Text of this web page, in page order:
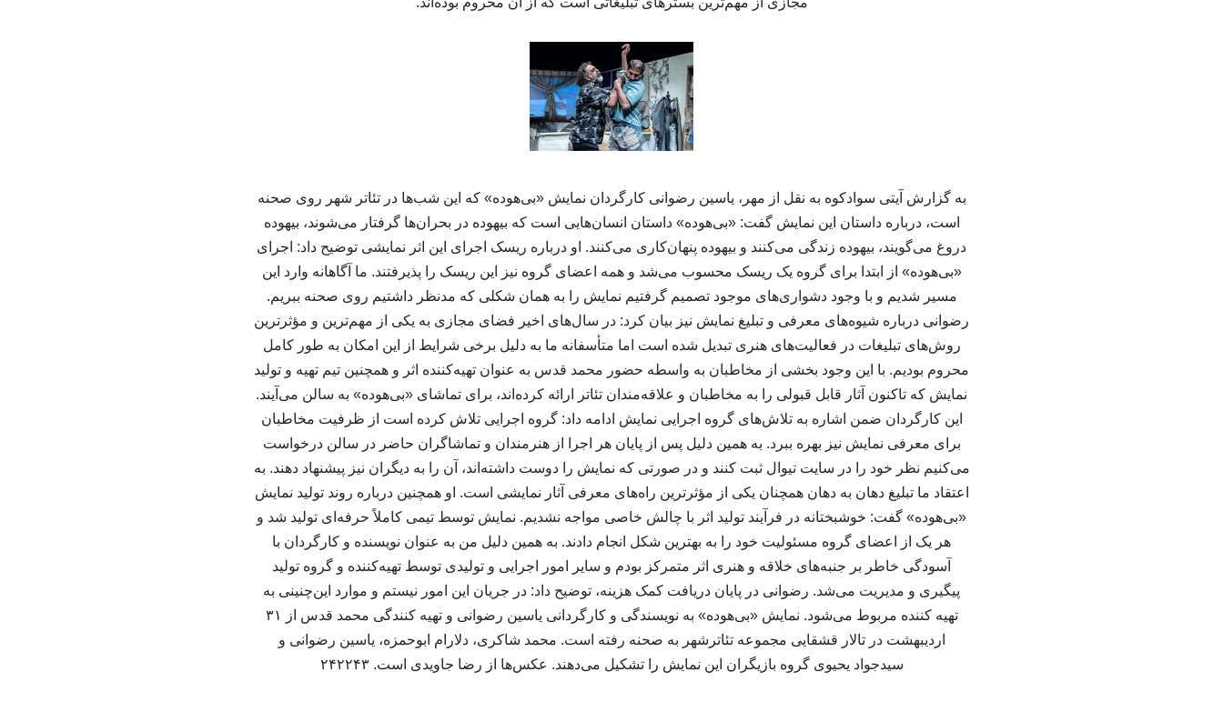
به گزارش آیتی سوادکوه به نقل از مهر، یاسین رضوانی کارگردان نمایش «بی‌هوده» که این شب‌ها در تئاتر شهر روی صحنه
است، درباره داستان این نمایش گفت: «بی‌هوده» داستان انسان‌هایی است که بیهوده در بحران‌ها گرفتار می‌شوند، بیهوده
دروغ می‌گویند، بیهوده زندگی می‌کنند و بیهوده پنهان‌کاری می‌کنند. او درباره ریسک اجرای این اثر نمایشی توضیح داد: اجرای
«بی‌هوده» از ابتدا برای گروه یک ریسک محسوب می‌شد و همه اعضای گروه نیز این ریسک را پذیرفتند. ما آگاهانه وارد این
مسیر شدیم و با وجود دشواری‌های موجود تصمیم گرفتیم نمایش را به همان شکلی که مدنظر داشتیم روی صحنه ببریم.
رضوانی درباره شیوه‌های معرفی و تبلیغ نمایش نیز بیان کرد: در سال‌های اخیر فضای مجازی به یکی از مهم‌ترین و مؤثرترین
روش‌های تبلیغات در فعالیت‌های هنری تبدیل شده است اما متأسفانه ما به دلیل برخی شرایط از این امکان به طور کامل
محروم بودیم. با این وجود بخشی از مخاطبان به واسطه حضور محمد قدس به عنوان تهیه‌کننده اثر و همچنین تیم تهیه و تولید
نمایش که تاکنون آثار قابل قبولی را به مخاطبان و علاقه‌مندان تئاتر ارائه کرده‌اند، برای تماشای «بی‌هوده» به سالن می‌آیند.
این کارگردان ضمن اشاره به تلاش‌های گروه اجرایی نمایش ادامه داد: گروه اجرایی تلاش کرده است از ظرفیت مخاطبان
برای معرفی نمایش نیز بهره ببرد. به همین دلیل پس از پایان هر اجرا از هنرمندان و تماشاگران حاضر در سالن درخواست
می‌کنیم نظر خود را در سایت تیوال ثبت کنند و در صورتی که نمایش را دوست داشته‌اند، آن را به دیگران نیز پیشنهاد دهند. به
اعتقاد ما تبلیغ دهان به دهان همچنان یکی از مؤثرترین راه‌های معرفی آثار نمایشی است. او همچنین درباره روند تولید نمایش
«بی‌هوده» گفت: خوشبختانه در فرآیند تولید اثر با چالش خاصی مواجه نشدیم. نمایش توسط تیمی کاملاً حرفه‌ای تولید شد و
هر یک از اعضای گروه مسئولیت خود را به بهترین شکل انجام دادند. به همین دلیل من به عنوان نویسنده و کارگردان با
آسودگی خاطر بر جنبه‌های خلاقه و هنری اثر متمرکز بودم و سایر امور اجرایی و تولیدی توسط تهیه‌کننده و گروه تولید
پیگیری و مدیریت می‌شد. رضوانی در پایان دریافت کمک هزینه، توضیح داد: در جریان این امور نیستم و موارد این‌چنینی به
تهیه کننده مربوط می‌شود. نمایش «بی‌هوده» به نویسندگی و کارگردانی یاسین رضوانی و تهیه کنندگی محمد قدس از ۳۱
اردیبهشت در تالار قشقایی مجموعه تئاترشهر به صحنه رفته است. محمد ‌شاکری، دلارام ‌ابوحمزه، یاسین ‌رضوانی و
سیدجواد ‌یحیوی گروه بازیگران این نمایش را تشکیل می‌دهند. عکس‌ها از رضا جاویدی است. ۲۴۲۲۴۳